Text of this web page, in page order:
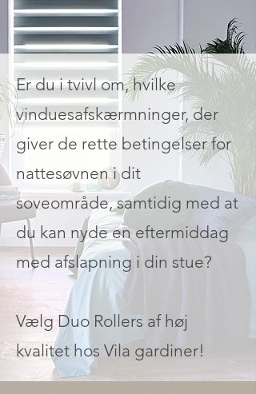
Er du i tvivl om, hvilke
vinduesafskærmninger, der
giver de rette betingelser for
nattesøvnen i dit
soveområde, samtidig med at
du kan nyde en eftermiddag
med afslapning i din stue?
Vælg Duo Rollers af høj
kvalitet hos Vila gardiner!